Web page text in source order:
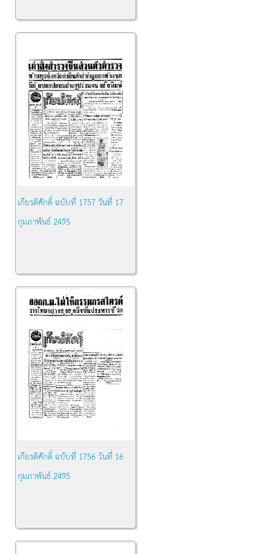
เกียรติศักดิ์ ฉบับที่ 1757 วันที่ 17
กุมภาพันธ์ 2495
เกียรติศักดิ์ ฉบับที่ 1756 วันที่ 16
กุมภาพันธ์ 2495